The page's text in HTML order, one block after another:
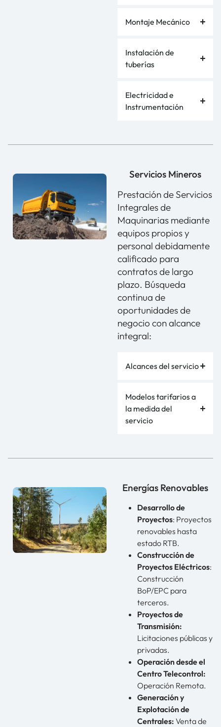
Montaje Mecánico
Instalación de
tuberías
Electricidad e
Instrumentación
Servicios Mineros
Prestación de Servicios
Integrales de
Maquinarias mediante
equipos propios y
personal debidamente
calificado para
contratos de largo
plazo. Búsqueda
continua de
oportunidades de
negocio con alcance
integral:
Alcances del servicio
Modelos tarifarios a
la medida del
servicio
Energías Renovables
Desarrollo de
Proyectos: Proyectos
renovables hasta
estado RTB.
Construcción de
Proyectos Eléctricos:
Construcción
BoP/EPC para
terceros.
Proyectos de
Transmisión:
Licitaciones públicas y
privadas.
Operación desde el
Centro Telecontrol:
Operación Remota.
Generación y
Explotación de
Centrales: Venta de